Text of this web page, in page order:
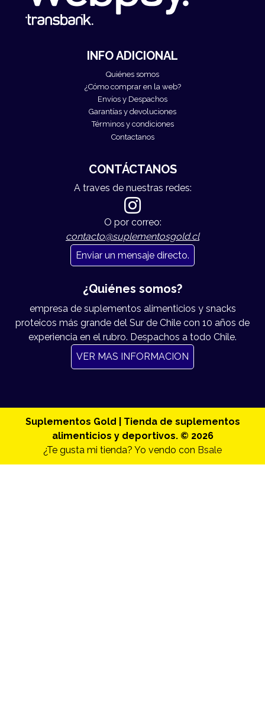
INFO ADICIONAL
Quiénes somos
¿Cómo comprar en la web?
Envíos y Despachos
Garantías y devoluciones
Términos y condiciones
Contactanos
CONTÁCTANOS
A traves de nuestras redes:
O por correo:
contacto@suplementosgold.cl
Enviar un mensaje directo.
¿Quiénes somos?
empresa de suplementos alimenticios y snacks
proteicos más grande del Sur de Chile con 10 años de
experiencia en el rubro. Despachos a todo Chile.
VER MAS INFORMACION
Suplementos Gold | Tienda de suplementos
alimenticios y deportivos. © 2026
¿Te gusta mi tienda? Yo vendo con Bsale